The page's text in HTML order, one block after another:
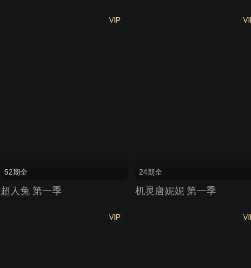
VIP
52期全
超人兔 第一季
24期全
机灵唐妮妮 第一季
VIP